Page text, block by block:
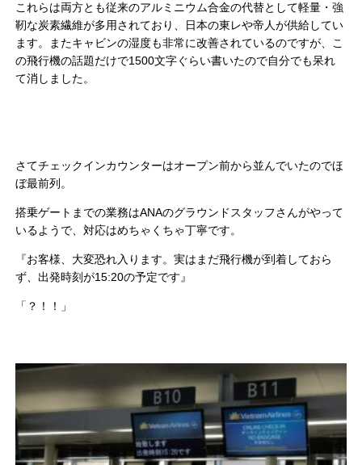
これらは両方とも従来のアルミニウム合金の代替として軽量・強
靭な炭素繊維が多用されており、日本の東レや帝人が供給してい
ます。またキャビンの湿度も非常に改善されているのですが、こ
の飛行機の話題だけで1500文字ぐらい書いたので自分でも呆れ
て消しました。
さてチェックインカウンターはオープン前から並んでいたのでほ
ぼ最前列。
搭乗ゲートまでの業務はANAのグラウンドスタッフさんがやって
いるようで、対応はめちゃくちゃ丁寧です。
『お客様、大変恐れ入ります。実はまだ飛行機が到着しておら
ず、出発時刻が15:20の予定です』
「？！！」